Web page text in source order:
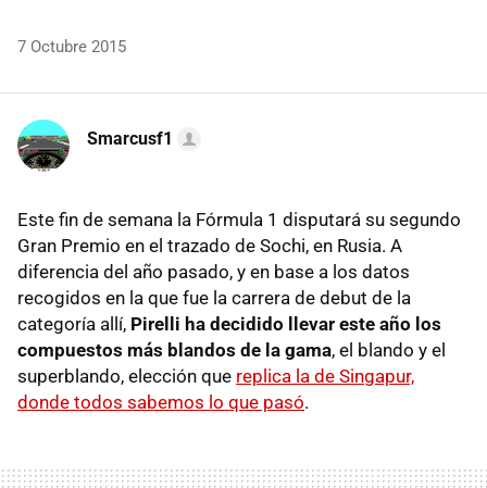
7 Octubre 2015
Smarcusf1
Este fin de semana la Fórmula 1 disputará su segundo
Gran Premio en el trazado de Sochi, en Rusia. A
diferencia del año pasado, y en base a los datos
recogidos en la que fue la carrera de debut de la
categoría allí, Pirelli ha decidido llevar este año los
compuestos más blandos de la gama, el blando y el
superblando, elección que replica la de Singapur,
donde todos sabemos lo que pasó.